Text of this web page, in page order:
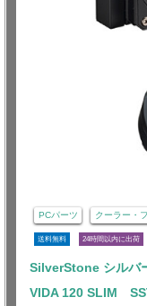
PCパーツ クーラー・
送料無料 24時間以内に出荷
SilverStone シルバ
VIDA 120 SLIM